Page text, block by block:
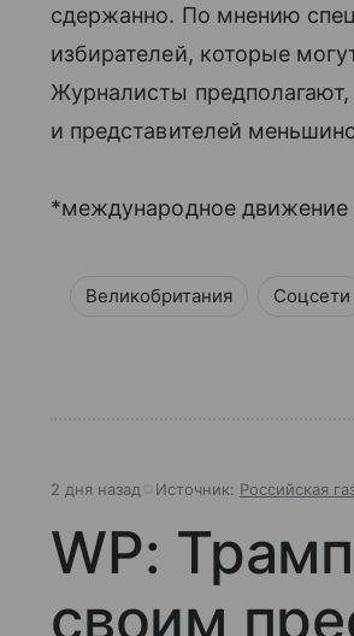
сдержанно. По мнению
избирателей, которые
Журналисты предполагают,
и представителей
*международное движение
Великобритания Соцсети
2 дня назад Источник: Российская
WP:
своим